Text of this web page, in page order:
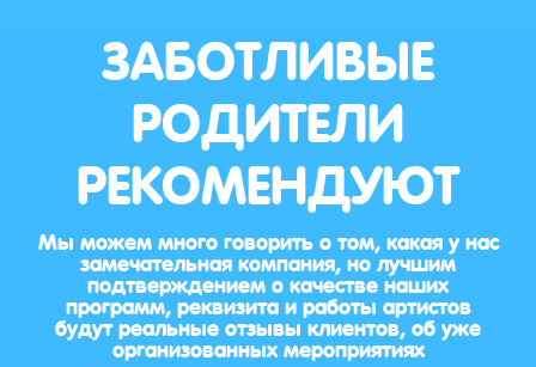
ЗАБОТЛИВЫЕ
РОДИТЕЛИ
РЕКОМЕНДУЮТ
Мы можем много говорить о том, какая у нас
замечательная компания, но лучшим
подтверждением о качестве наших
программ, реквизита и работы артистов
будут реальные отзывы клиентов, об уже
организованных мероприятиях